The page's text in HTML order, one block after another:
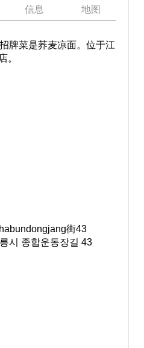
信息 地图
牌菜是荞麦凉面。位于江
。
街43
시 종합운동장길 43